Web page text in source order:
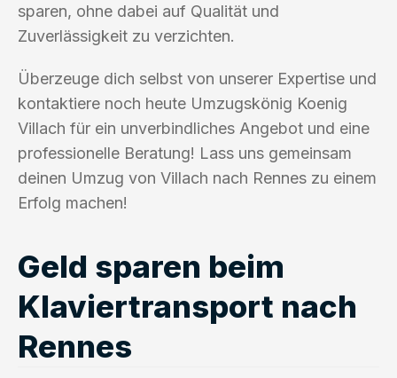
sparen, ohne dabei auf Qualität und
Zuverlässigkeit zu verzichten.
Überzeuge dich selbst von unserer Expertise und
kontaktiere noch heute Umzugskönig Koenig
Villach für ein unverbindliches Angebot und eine
professionelle Beratung! Lass uns gemeinsam
deinen Umzug von Villach nach Rennes zu einem
Erfolg machen!
Geld sparen beim
Klaviertransport nach
Rennes